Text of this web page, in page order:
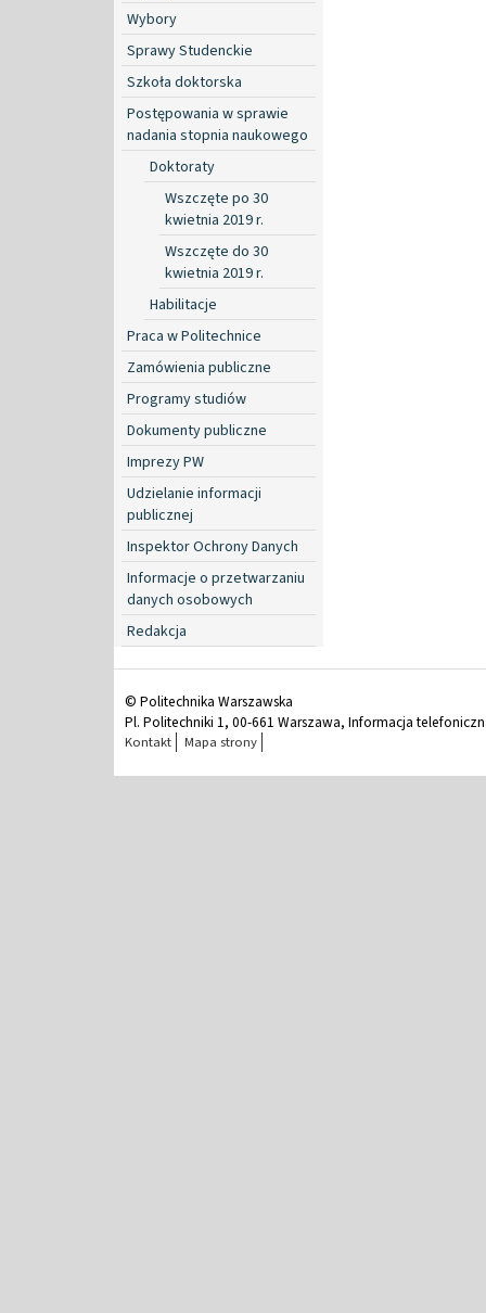
Wybory
Sprawy Studenckie
Szkoła doktorska
Postępowania w sprawie
nadania stopnia naukowego
Doktoraty
Wszczęte po 30
kwietnia 2019 r.
Wszczęte do 30
kwietnia 2019 r.
Habilitacje
Praca w Politechnice
Zamówienia publiczne
Programy studiów
Dokumenty publiczne
Imprezy PW
Udzielanie informacji
publicznej
Inspektor Ochrony Danych
Informacje o przetwarzaniu
danych osobowych
Redakcja
© Politechnika Warszawska
Pl. Politechniki 1, 00-661 Warszawa, Informacja
Kontakt Mapa strony